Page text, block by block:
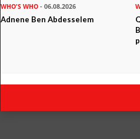
WHO'S WHO - 06.08.2026
Adnene Ben Abdesselem